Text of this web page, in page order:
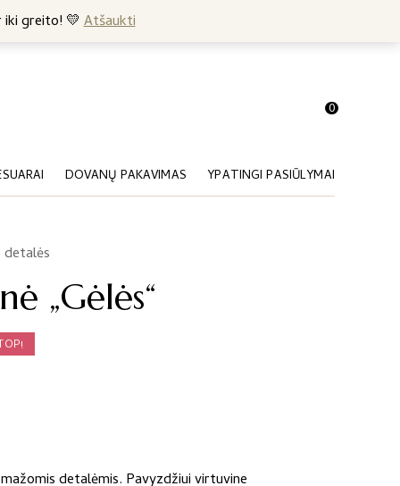
iki greito! 💛Atšaukti
0
DOVANŲ PAKAVIMAS YPATINGI PASIŪLYMAI
„Gėlės“
detalėmis. Pavyzdžiui virtuvine